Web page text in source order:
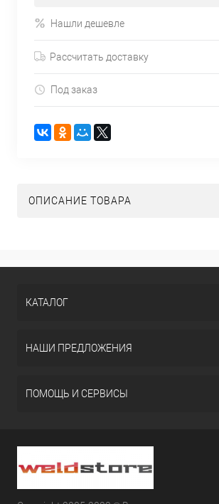
Нашли дешевле
Рассчитать доставку
Под заказ
ОПИСАНИЕ ТОВАРА
КАТАЛОГ
НАШИ ПРЕДЛОЖЕНИЯ
ПОМОЩЬ И СЕРВИСЫ